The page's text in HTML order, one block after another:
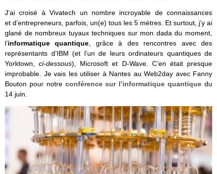
J’ai croisé à Vivatech un nombre incroyable de connaissances
et d’entrepreneurs, parfois, un(e) tous les 5 mètres. Et surtout, j’y ai
glané de nombreux tuyaux techniques sur mon dada du moment,
l’informatique quantique , grâce à des rencontres avec des
représentants d’IBM (et l’un de leurs ordinateurs quantiques de
Yorktown,ci-dessous), Microsoft et D-Wave. C’en était presque
improbable. Je vais les utiliser à Nantes au Web2day avec Fanny
Bouton pour notre conférence sur l’informatique quantique du
14 juin.